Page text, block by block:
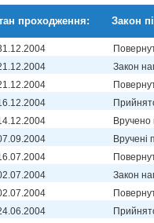
проходження: Закон
Закон
Вручено
Вручені
Закон